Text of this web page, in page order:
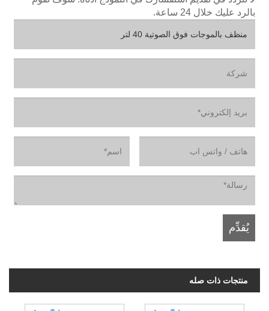
بالرد عليك خلال 24 ساعة.
منتجات ذات صله